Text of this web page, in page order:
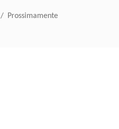
/ Prossimamente